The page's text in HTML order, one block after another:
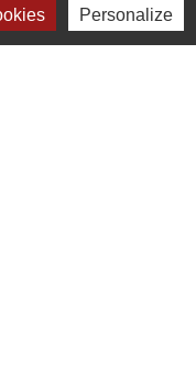
sur cette page
Personalize